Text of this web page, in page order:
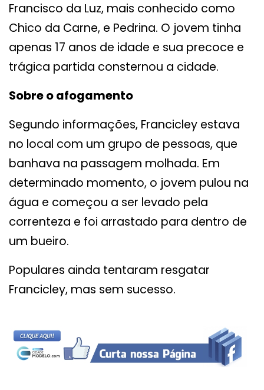
Francisco da Luz, mais conhecido como
Chico da Carne, e Pedrina. O jovem tinha
apenas 17 anos de idade e sua precoce e
trágica partida consternou a cidade.
Sobre o afogamento
Segundo informações, Francicley estava
no local com um grupo de pessoas, que
banhava na passagem molhada. Em
determinado momento, o jovem pulou na
água e começou a ser levado pela
correnteza e foi arrastado para dentro de
um bueiro.
Populares ainda tentaram resgatar
Francicley, mas sem sucesso.